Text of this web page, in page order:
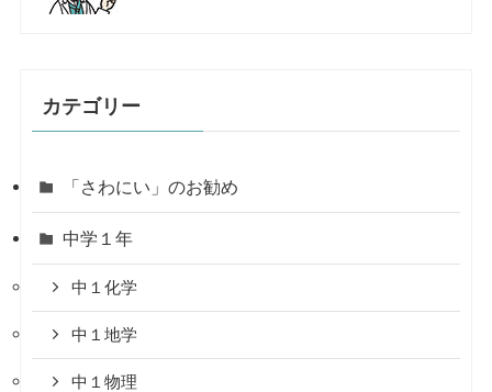
カテゴリー
「さわにい」のお勧め
中学１年
中１化学
中１地学
中１物理